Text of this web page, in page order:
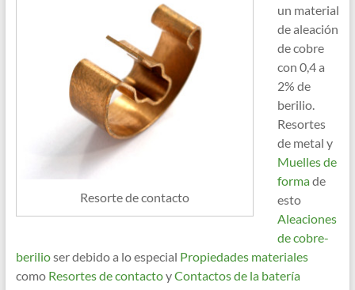
Resorte de contacto
un material
de aleación
de cobre
con 0,4 a
2% de
berilio.
Resortes
de metal y
Muelles de
formade
esto
Aleaciones
de cobre-
berilioser debido a lo especial Propiedades materiales
comoResortes de contactoyContactos de la batería